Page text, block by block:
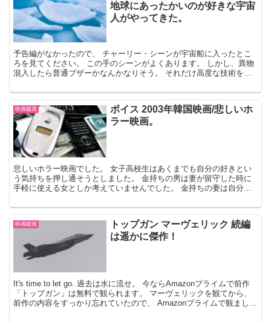
地球にあったかいのが好きな宇宙
人がやってきた。
予告編がなかったので、 チャーリー・シーンが宇宙船に入ったとこ
ろを見てください。 この手のシーンがよくあります。 しかし、異物
混入したら普通ブザーかなんかなりそう。 それだけ高度な技術を持
映画鑑賞
ボイス 2003年韓国映画/悲しいホ
ラー映画。
悲しいホラー映画でした。 女子高校生はあくまでも自分の好きとい
う気持ちを押し通そうとしました。 金持ちの男は妻が留守した時に
手軽に使える女としか考えていませんでした。 金持ちの妻は自分の
映画鑑賞
トップガン マーヴェリック 続編
は遥かに傑作！
It's time to let go. 過去は水に流せ。 今ならAmazonプライムで前作
「トップガン」は無料で観られます。 マーヴェリックを観てから、
前作の内容をすっかり忘れていたので、 Amazonプライムで観ました